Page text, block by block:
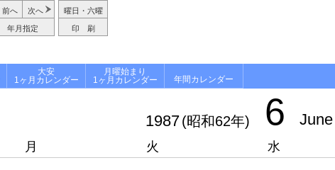
前へ 次へ
年月指定
曜日・六曜
印 刷
大安
1ヶ月カレンダー
月曜始まり
1ヶ月カレンダー
年間カレンダー
1987(昭和62年) 6 June
月 火 水